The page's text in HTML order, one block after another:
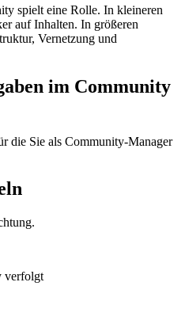
spielt eine Rolle. In kleineren
auf Inhalten. In größeren
Vernetzung und
im Community
die Sie als Community-Manager
verfolgt